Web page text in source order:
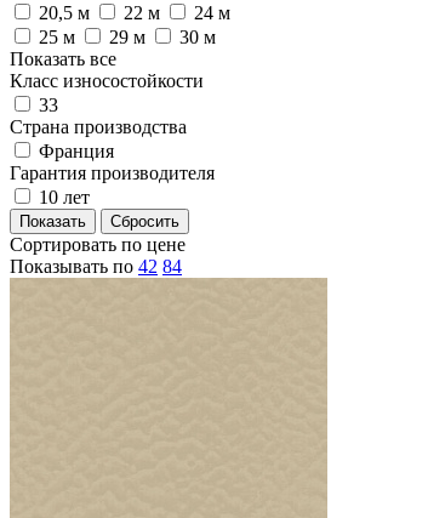
20,5 м
22 м
24 м
25 м
29 м
30 м
Показать все
Класс износостойкости
33
Страна производства
Франция
Гарантия производителя
10 лет
Сортировать по цене
Показывать по 42 84